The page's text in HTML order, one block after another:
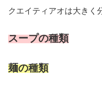
クエイティアオは大きく
スープの種類
麺の種類